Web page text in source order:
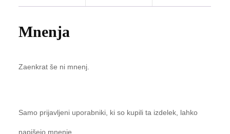
Mnenja
Zaenkrat še ni mnenj.
Samo prijavljeni uporabniki, ki so kupili ta izdelek, lahko
napišejo mnenje.